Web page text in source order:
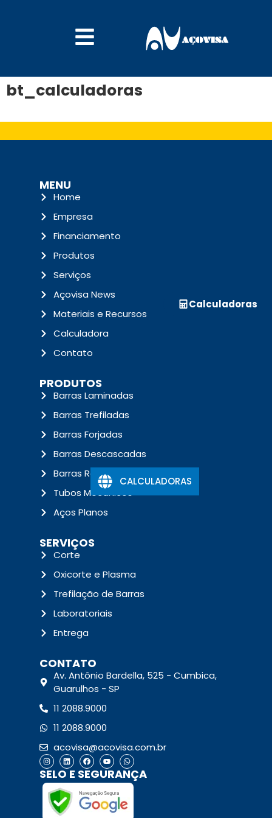
bt_calculadoras
CALCULADORAS
Calculadoras
MENU
Home
Empresa
Financiamento
Produtos
Serviços
Açovisa News
Materiais e Recursos
Calculadora
Contato
PRODUTOS
Barras Laminadas
Barras Trefiladas
Barras Forjadas
Barras Descascadas
Barras Retificadas
Tubos Mecânicos
Aços Planos
SERVIÇOS
Corte
Oxicorte e Plasma
Trefilação de Barras
Laboratoriais
Entrega
CONTATO
Av. Antônio Bardella, 525 - Cumbica,
Guarulhos - SP
11 2088.9000
11 2088.9000
acovisa@acovisa.com.br
SELO E SEGURANÇA